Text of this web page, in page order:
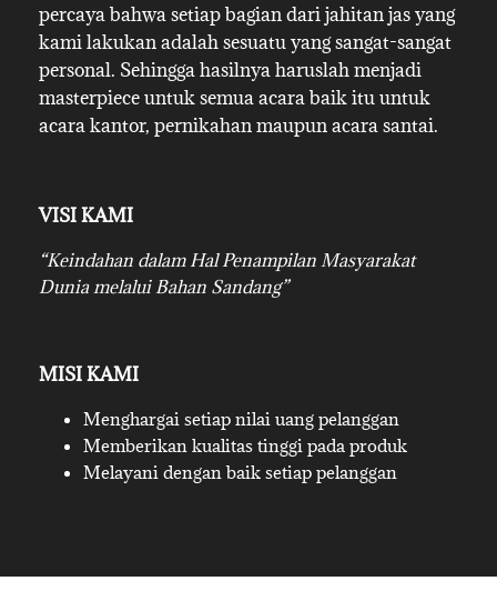
percaya bahwa setiap bagian dari jahitan jas yang
kami lakukan adalah sesuatu yang sangat-sangat
personal. Sehingga hasilnya haruslah menjadi
masterpiece untuk semua acara baik itu untuk
acara kantor, pernikahan maupun acara santai.
VISI KAMI
“Keindahan dalam Hal Penampilan Masyarakat
Dunia melalui Bahan Sandang”
MISI KAMI
Menghargai setiap nilai uang pelanggan
Memberikan kualitas tinggi pada produk
Melayani dengan baik setiap pelanggan